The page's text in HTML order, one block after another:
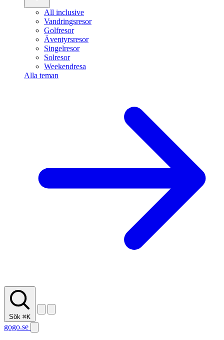
All inclusive
Vandringsresor
Golfresor
Äventyrsresor
Singelresor
Solresor
Weekendresa
Alla teman
Sök ⌘K
gogo.se